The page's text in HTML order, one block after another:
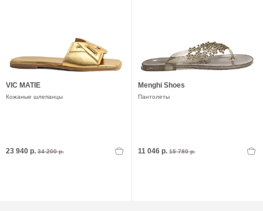
VIC MATIE
Кожаные шлепанцы
23 940 р. 34 200 р.
Menghi Shoes
Пантолеты
11 046 р. 15 780 р.